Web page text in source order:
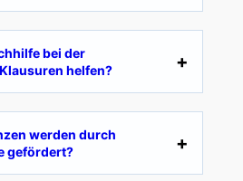
bei der
helfen?
werden durch
gefördert?